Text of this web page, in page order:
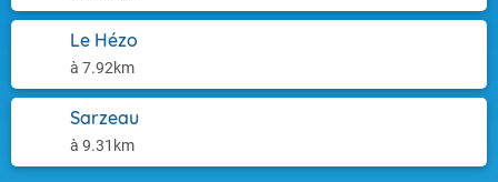
Le Hézo
à 7.92km
Sarzeau
à 9.31km